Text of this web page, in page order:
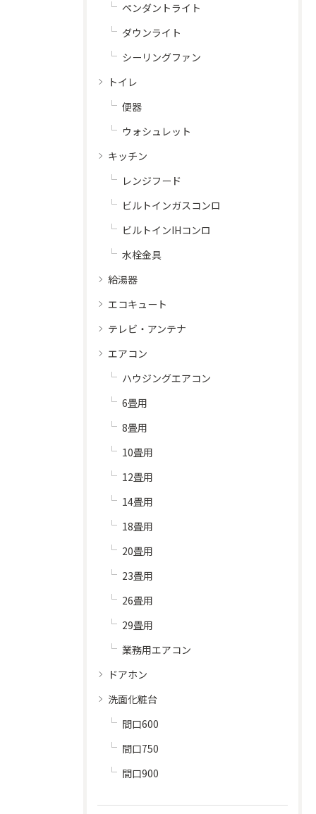
ペンダントライト
ダウンライト
シーリングファン
トイレ
便器
ウォシュレット
キッチン
レンジフード
ビルトインガスコンロ
ビルトインIHコンロ
水栓金具
給湯器
エコキュート
テレビ・アンテナ
エアコン
ハウジングエアコン
6畳用
8畳用
10畳用
12畳用
14畳用
18畳用
20畳用
23畳用
26畳用
29畳用
業務用エアコン
ドアホン
洗面化粧台
間口600
間口750
間口900